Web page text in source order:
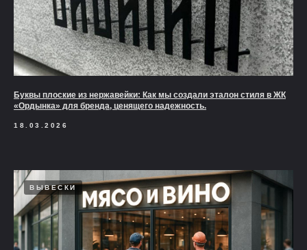
Буквы плоские из нержавейки: Как мы создали эталон стиля в ЖК
«Ордынка» для бренда, ценящего надежность.
18.03.2026
ВЫВЕСКИ